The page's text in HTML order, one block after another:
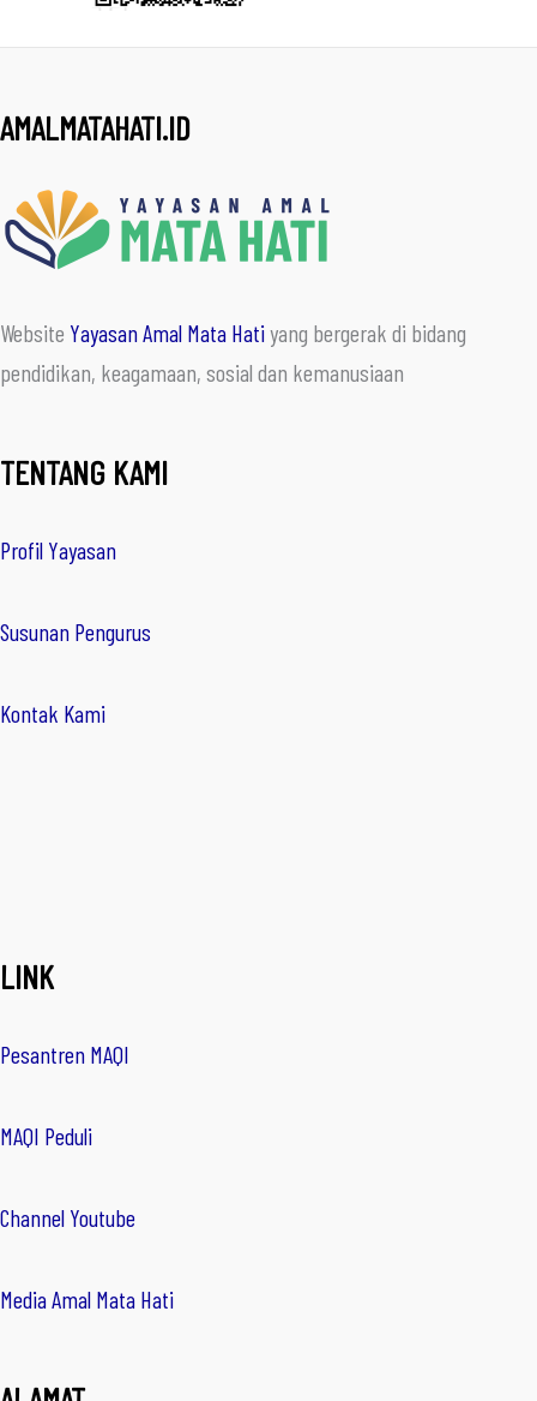
AMALMATAHATI.ID
Website Yayasan Amal Mata Hatiyang bergerak di bidang
pendidikan, keagamaan, sosial dan kemanusiaan
TENTANG KAMI
Profil Yayasan
Susunan Pengurus
Kontak Kami
LINK
Pesantren MAQI
MAQI Peduli
Channel Youtube
Media Amal Mata Hati